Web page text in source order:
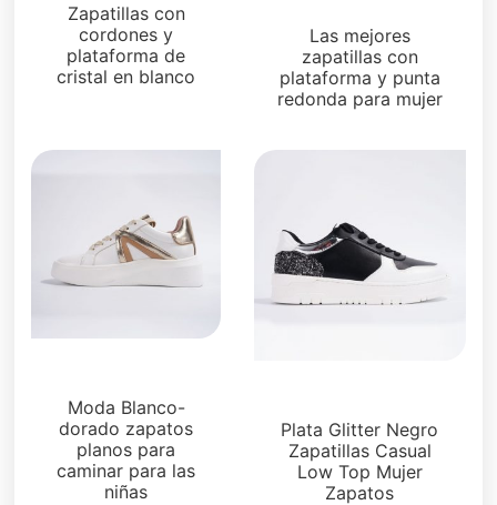
Zapatillas con
cordones y
plataforma de
cristal en blanco
Las mejores
zapatillas con
plataforma y punta
redonda para mujer
Moda Blanco-
dorado zapatos
planos para
caminar para las
niñas
Plata Glitter Negro
Zapatillas Casual
Low Top Mujer
Zapatos